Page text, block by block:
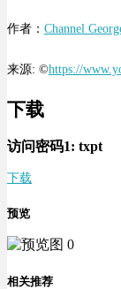
作者： Channel
来源: ©https://
下载
访问密码1: txpt
下载
预览
相关推荐